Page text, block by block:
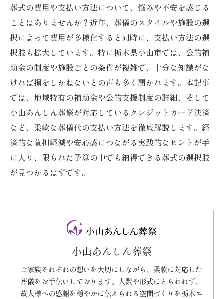
葬式の費用や支払い方法について、悩みや不安を感じる
ことはありませんか？近年、葬儀のスタイルや施設の選
択によって費用が多様化すると同時に、支払い方法の選
択肢も拡大しています。特に栃木県小山市では、公的補
助金の制度や施設ごとの条件が複雑で、十分な知識がな
ければ損をしかねないとの声も多く聞かれます。本記事
では、地域特有の補助金や公的支援制度の詳細、そして
小山あんしん葬祭が対応しているクレジットカード決済
など、柔軟な葬儀代の支払い方法を徹底解説します。経
済的な負担軽減や安心感につながる実践的なヒントが手
に入り、限られた予算の中でも納得できる葬式の選択肢
が見つかるはずです。
小山あんしん葬祭
ご家族それぞれの想いを大切にしながら、柔軟に対応した
葬儀をお手伝いしております。人数や形式にとらわれず、
故人様への感謝を穏やかに伝えられる空間づくりを栃木エ